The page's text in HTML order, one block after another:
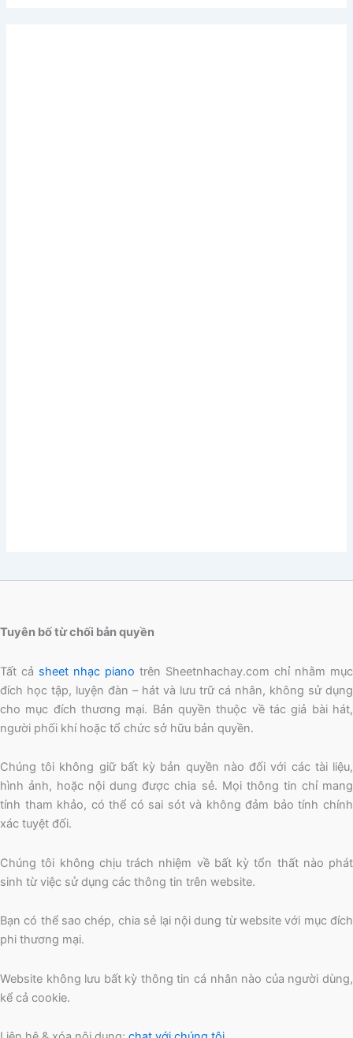
Tuyên bố từ chối bản quyền
Tất cả sheet nhạc piano trên Sheetnhachay.com chỉ nhằm mục
đích học tập, luyện đàn – hát và lưu trữ cá nhân, không sử dụng
cho mục đích thương mại. Bản quyền thuộc về tác giả bài hát,
người phối khí hoặc tổ chức sở hữu bản quyền.
Chúng tôi không giữ bất kỳ bản quyền nào đối với các tài liệu,
hình ảnh, hoặc nội dung được chia sẻ. Mọi thông tin chỉ mang
tính tham khảo, có thể có sai sót và không đảm bảo tính chính
xác tuyệt đối.
Chúng tôi không chịu trách nhiệm về bất kỳ tổn thất nào phát
sinh từ việc sử dụng các thông tin trên website.
Bạn có thể sao chép, chia sẻ lại nội dung từ website với mục đích
phi thương mại.
Website không lưu bất kỳ thông tin cá nhân nào của người dùng,
kể cả cookie.